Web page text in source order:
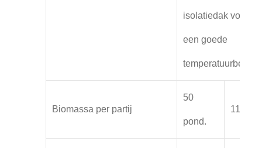
isolatiedak voor
een goede
Biomassa per partij
50
pond.
110 lbs.